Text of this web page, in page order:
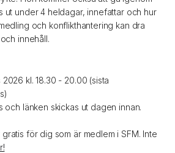
ut under 4 heldagar, innefattar och hur
och konflikthantering kan dra
innehåll.
2026 kl. 18.30 - 20.00 (sista
och länken skickas ut dagen innan.
gratis för dig som är medlem i SFM. Inte